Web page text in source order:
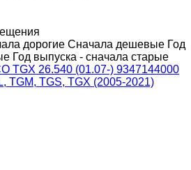
дорогие Сначала дешевые Год
Год выпуска - сначала старые